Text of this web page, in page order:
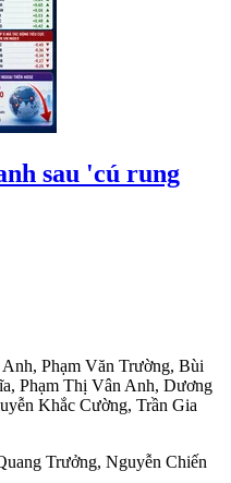
sau 'cú rung
Phạm Văn Trường, Bùi
Phạm Thị Vân Anh, Dương
Khắc Cường, Trần Gia
Trưởng, Nguyễn Chiến